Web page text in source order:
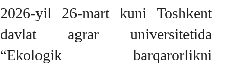
2026-yil 26-mart kuni Toshkent
davlat agrar universitetida
“Ekologik barqarorlikni